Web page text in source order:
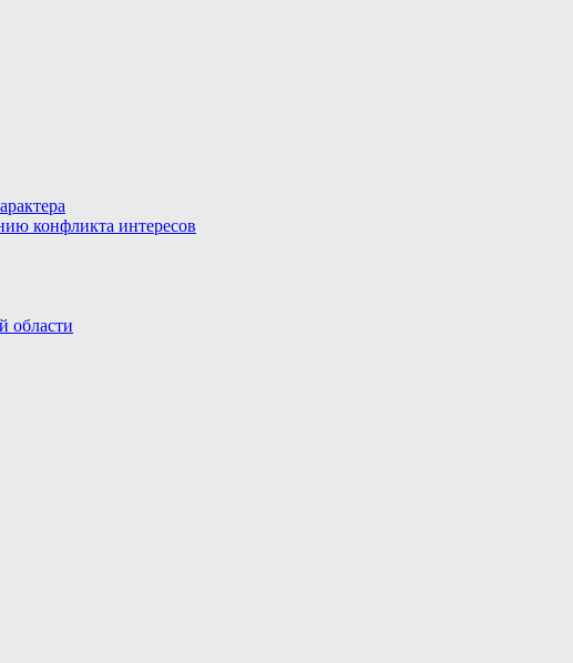
конфликта интересов
области